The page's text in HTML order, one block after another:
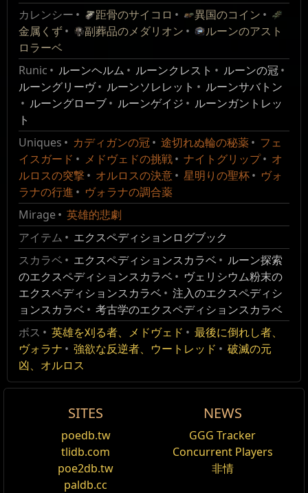
Version Changes
3.12.0
Wikis Content is available under CC BY-NC-SA 3.0
unless otherwise noted.
カレンシー
距骨のサイコロ
異国のコイン
金属くず
副葬品のメダリオン
ルーンのアスト
ロラーベ
Runic
ルーンヘルム ルーンクレスト
ルーンの冠
ルーングリーヴ
ルーンソレレット
ルーンサバトン
ルーングローブ
ルーンゲイジ
ルーンガントレッ
ト
Uniques
カディガンの冠 途切れぬ輪の秘薬
フェ
イスガード
メドヴェドの挑戦 ナイトグリップ
オ
ルロスの突撃
オルロスの決意 星明りの聖杯
ヴォ
ラナの行進
ヴォラナの調合薬
Mirage
英雄的悲劇
アイテム
エクスペディションログブック
スカラベ
エクスペディションスカラベ
ルーン探索
のエクスペディションスカラベ
ヴェリシウム粉末の
エクスペディションスカラベ
注入のエクスペディシ
ョンスカラベ
考古学のエクスペディションスカラベ
ボス
英雄を刈る者、メドヴェド
最後に倒れし者、
ヴォラナ
強欲な反逆者、ウートレッド
破滅の元
凶、オルロス
SITES
poedb.tw
tlidb.com
poe2db.tw
paldb.cc
NEWS
GGG Tracker
Concurrent Players
非情